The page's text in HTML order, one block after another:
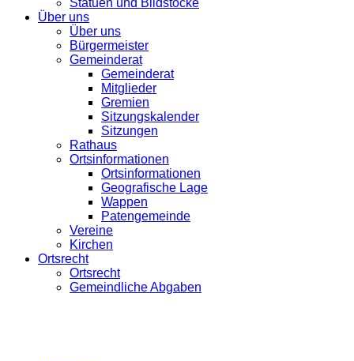
Über uns
Über uns
Bürgermeister
Gemeinderat
Gemeinderat
Mitglieder
Gremien
Sitzungskalender
Sitzungen
Rathaus
Ortsinformationen
Ortsinformationen
Geografische Lage
Wappen
Patengemeinde
Vereine
Kirchen
Ortsrecht
Ortsrecht
Gemeindliche Abgaben